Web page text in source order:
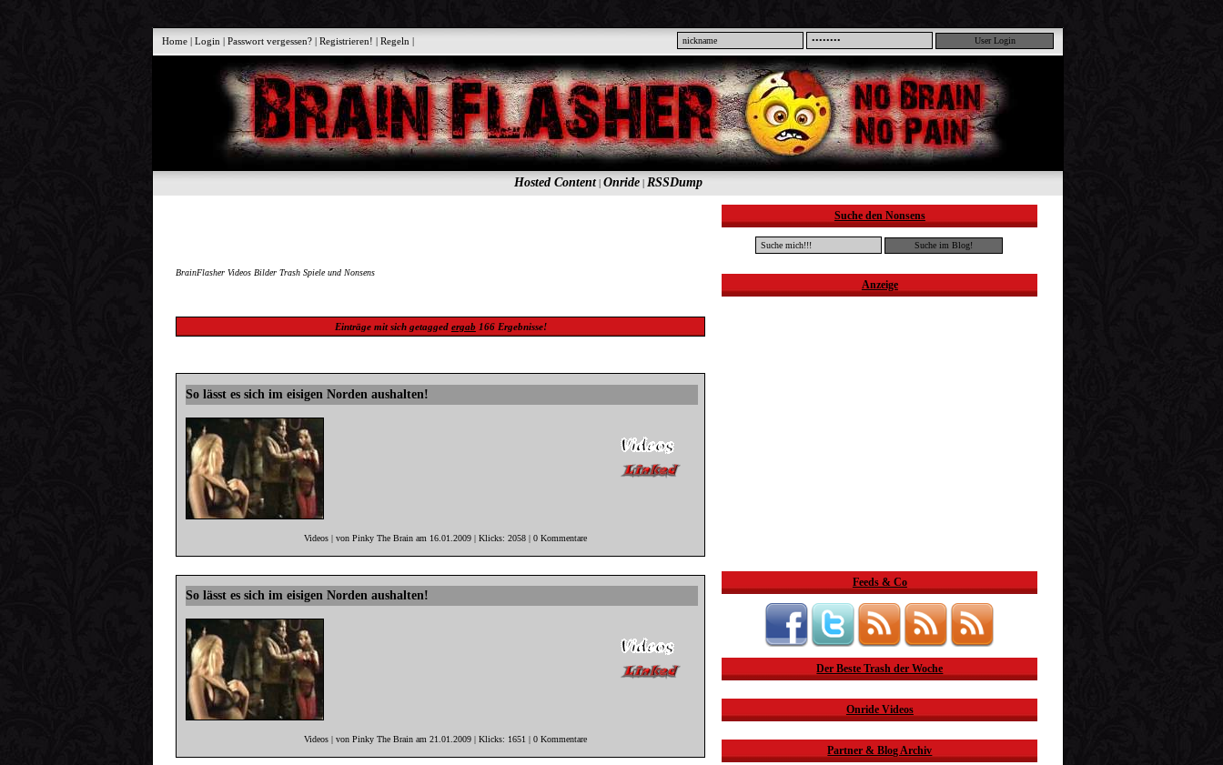
Home |Login |Passwort vergessen? |Registrieren! |Regeln |
Hosted Content| Onride| RSSDump
BrainFlasher Videos Bilder Trash Spiele und Nonsens
Einträge mitsichgetagged ergab 166Ergebnisse!
So lässt es sich im eisigen Norden aushalten!
Videos | von Pinky The Brain am 16.01.2009 | Klicks: 2058 | 0 Kommentare
So lässt es sich im eisigen Norden aushalten!
Videos | von Pinky The Brain am 21.01.2009 | Klicks: 1651 | 0 Kommentare
Suche den Nonsens
Anzeige
Feeds & Co
Der Beste Trash der Woche
Onride Videos
Partner & Blog Archiv